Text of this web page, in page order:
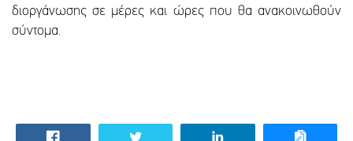
διοργάνωσης σε μέρες και ώρες που θα ανακοινωθούν
σύντομα.